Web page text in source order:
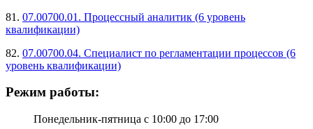
81. 07.00700.01. Процессный аналитик (6 уровень
квалификации)
82. 07.00700.04. Специалист по регламентации процессов (6
уровень квалификации)
Режим работы:
Понедельник-пятница с 10:00 до 17:00